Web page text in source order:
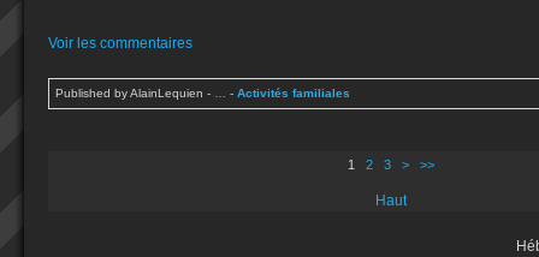
Voir les commentaires
Published by AlainLequien - … - Activités familiales
1 2 3 > >>
Haut